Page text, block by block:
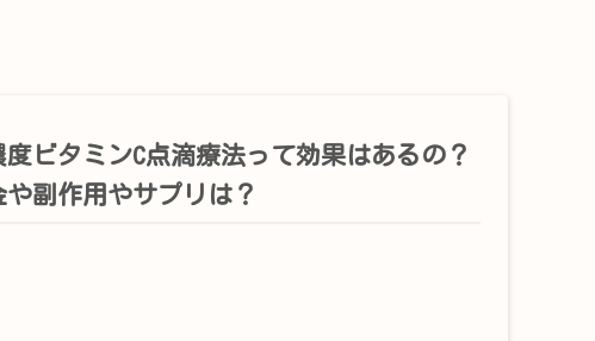
度ビタミンC点滴療法って効果はあるの？
や副作用やサプリは？